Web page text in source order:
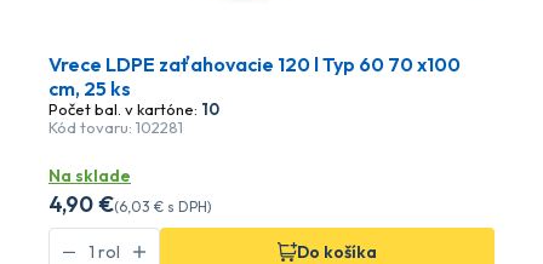
Vrece LDPE zaťahovacie 120 l Typ 60 70 x100
cm, 25 ks
Počet bal. v kartóne: 10
Kód tovaru: 102281
Na sklade
4,90 €(6,03 € s DPH)
Do košíka